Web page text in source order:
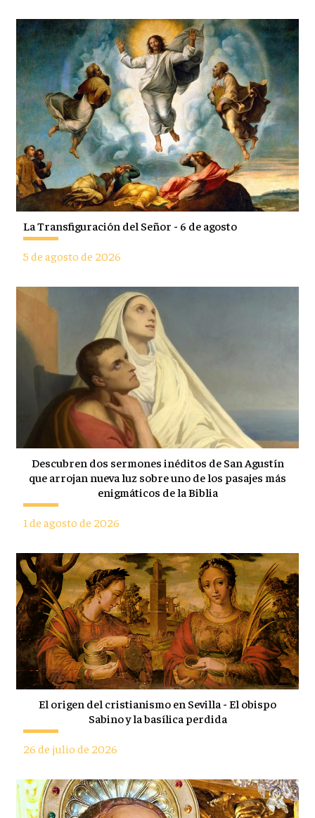
La Transfiguración del Señor - 6 de agosto
5 de agosto de 2026
Descubren dos sermones inéditos de San Agustín
que arrojan nueva luz sobre uno de los pasajes más
enigmáticos de la Biblia
1 de agosto de 2026
El origen del cristianismo en Sevilla - El obispo
Sabino y la basílica perdida
26 de julio de 2026